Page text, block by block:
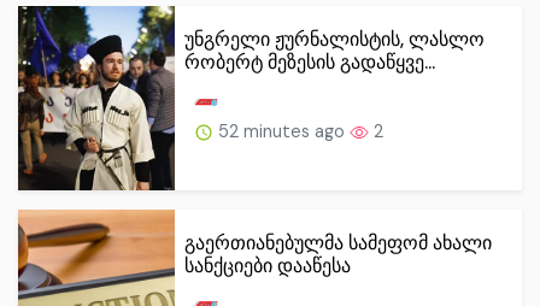
უნგრელი ჟურნალისტის, ლასლო
რობერტ მეზესის გადაწყვე...
52 minutes ago 2
გაერთიანებულმა სამეფომ ახალი
სანქციები დააწესა